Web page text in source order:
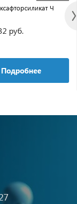
Ч
руб.
Подробнее